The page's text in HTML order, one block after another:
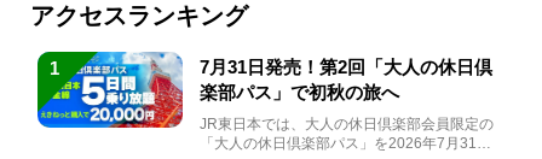
アクセスランキング
1
7月31日発売！第2回「大人の休日倶
楽部パス」で初秋の旅へ
JR東日本では、大人の休日倶楽部会員限定の
「大人の休日倶楽部パス」を2026年7月31日